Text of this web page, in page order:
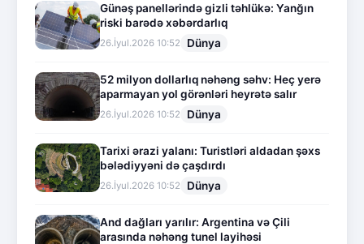
Günəş panellərində gizli təhlükə: Yanğın
riski barədə xəbərdarlıq
26.İyul.2026 10:52 Dünya
52 milyon dollarlıq nəhəng səhv: Heç yerə
aparmayan yol görənləri heyrətə salır
26.İyul.2026 10:52 Dünya
Tarixi ərazi yalanı: Turistləri aldadan şəxs
bələdiyyəni də çaşdırdı
26.İyul.2026 10:52 Dünya
And dağları yarılır: Argentina və Çili
arasında nəhəng tunel layihəsi